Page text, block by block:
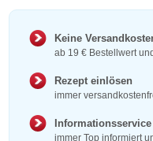
Keine
ab 19 € Bestellwert
Rezept einlösen
immer
Informationsservice
immer Top informiert